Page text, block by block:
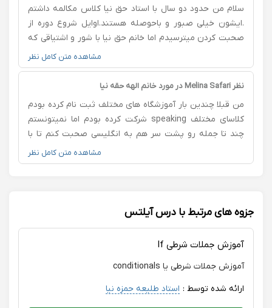
روی چهار مهارت آیلتس مسلط شدم. از استاد بسیار بسیار
متشکرم.
سلام من حدود دو سال با استاد حق نیا کلاس مکالمه داشتم
.ایشون خیلی صبور و باحوصله هستند.اوایل شروع دوره از
صحبت کردن میترسیدم اما خانم حق نیا با شور و اشتیاقی که
داشتن به من انگیزه دادن و هر جلسه با پرسیدن سوال منو
به صحبت کردن تشویق میکردن روش تدریس ایشون به
شکل داستان های کوتاه بسیار کاربردیه من مجبور به حفظ
شما هم میخواین از جلسه های اول جمله سازی رو یاد بگیرین
دوره مکالمه استاد حق نیا رو پیشنهاد میدم حتما شرکت کنین.
مشاهده متن کامل نظر
نظر Melina Safari در مورد خانم الهه حقه نیا
من قبلا چندین بار آموزشگاه های مختلف ثبت نام کرده بودم
کلاسای مختلف speaking شرکت کرده بودم اما نمیتونستم
چند تا جمله رو پشت سر هم به انگلیسی صحبت کنم تا با
استاد حق نیا آشنا شدم روش ایشون خیلی ساده و کاربردیه
بدون کتاب و گرامر به صورت داستان آموزش میدن و من بعد
استاد حق نیا رو بهتون پیشنهاد میکنم
مشاهده متن کامل نظر
جزوه های مرتبط با درس آیلتس
آموزش جملات شرطی If
آموزش جملات شرطی یا conditionals
ارائه شده توسط : استاد طلیعه حمزه نیا